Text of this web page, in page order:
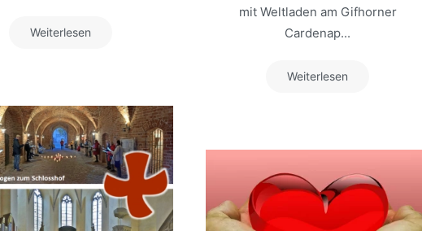
Weiterlesen
mit Weltladen am Gifhorner
Cardenap...
Weiterlesen